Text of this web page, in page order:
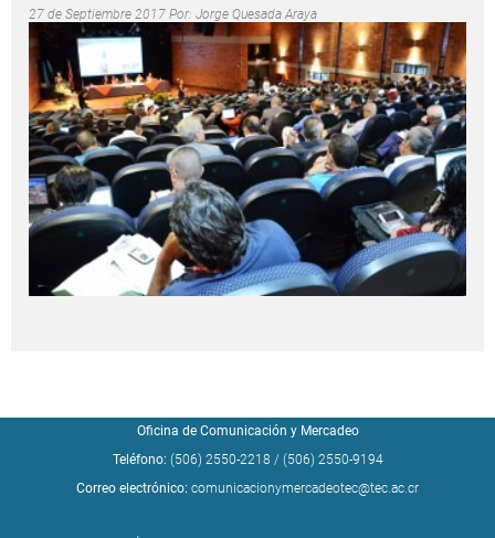
27 de Septiembre 2017 Por: Jorge Quesada Araya
Oficina de Comunicación y Mercadeo
Teléfono: (506) 2550-2218 / (506) 2550-9194
Correo electrónico: comunicacionymercadeotec@tec.ac.cr